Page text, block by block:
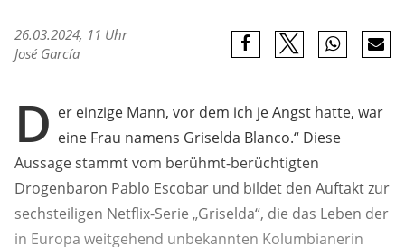
26.03.2024, 11 Uhr
José García
D er einzige Mann, vor dem ich je Angst hatte, war
eine Frau namens Griselda Blanco.“ Diese
Aussage stammt vom berühmt-berüchtigten
Drogenbaron Pablo Escobar und bildet den Auftakt zur
sechsteiligen Netflix-Serie „Griselda“, die das Leben der
in Europa weitgehend unbekannten Kolumbianerin